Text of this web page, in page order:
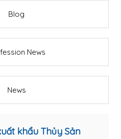
Blog
News
News
khẩu Thủy Sản